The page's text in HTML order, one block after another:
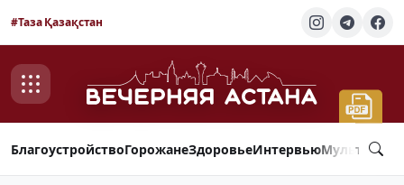
#Таза Қазақстан
БлагоустройствоГорожанеЗдоровьеИнтервью